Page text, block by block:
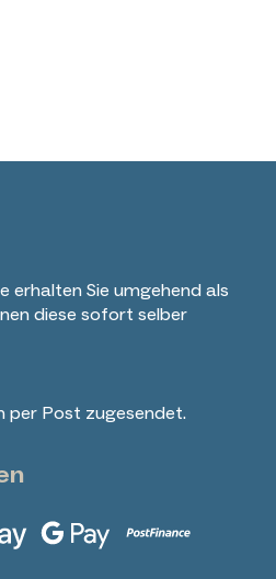
erhalten Sie umgehend als
diese sofort selber
per Post zugesendet.